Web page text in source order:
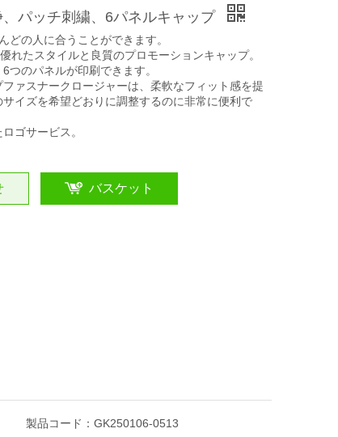
、パッチ刺繍、6パネルキャップ
どの人に合うことができます。
れたスタイルと良質のプロモーションキャップ。
つのパネルが印刷できます。
ァスナークロージャーは、柔軟なフィット感を提
イズを希望どおりに調整するのに非常に便利で
ゴサービス。
バスケット
製品コード： GK250106-0513